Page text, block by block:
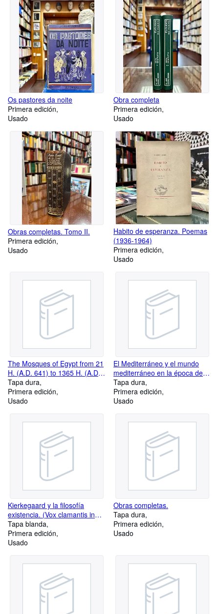
Os pastores da noite
Primera edición
Usado
Obra completa
Primera edición
Usado
Obras completas. Tomo II.
Primera edición
Usado
Habito de esperanza. Poemas
(1936-1964)
Primera edición
Usado
The Mosques of Egypt from 21
H. (A.D. 641) to 1365 H. (A.D.
1946)
Tapa dura
Primera edición
Usado
El Mediterráneo y el mundo
mediterráneo en la época de
Felipe II.
Tapa dura
Primera edición
Usado
Kierkegaard y la filosofía
existencia. (Vox clamantis in
deserto)
Tapa blanda
Primera edición
Usado
Obras completas.
Tapa dura
Primera edición
Usado